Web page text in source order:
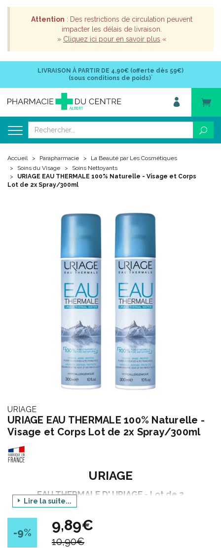
Attention : Des restrictions de circulation peuvent
impacter les délais de livraison.
» Cliquez ici pour en savoir plus «
LIVRAISON À PARTIR DE 4,90€ (offerte dès 59€)
(sous conditions de poids)*
Accueil Parapharmacie
La Beauté par Les Cosmétiques
Soins du Visage
Soins Nettoyants
URIAGE EAU THERMALE 100% Naturelle - Visage et Corps
Lot de 2x Spray/300ml
URIAGE
URIAGE EAU THERMALE 100% Naturelle -
Visage et Corps Lot de 2x Spray/300ml
URIAGE
EAU THERMALE D' URIAGE - Lot de 2
Contenance : 300 ml x2
Code ACL : 2600879
Lire la suite...
-9% 9,89€
10,90€